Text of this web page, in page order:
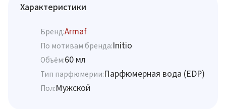
Характеристики
Бренд:Armaf
По мотивам бренда:Initio
Объём:60 мл
Тип парфюмерии:Парфюмерная вода (EDP)
Пол:Мужской